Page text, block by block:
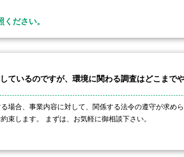
ださい。
ているのですが、環境に関わる調査はどこまで
場合、事業内容に対して、関係する法令の遵守が求め
束します。 まずは、お気軽に御相談下さい。